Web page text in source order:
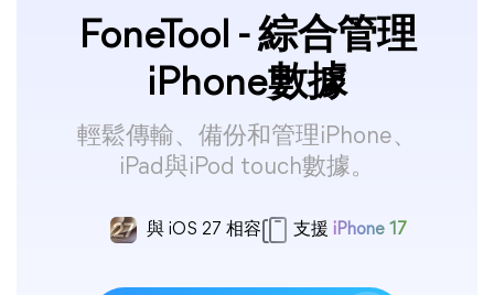
FoneTool - 綜合管理
iPhone數據
輕鬆傳輸、備份和管理iPhone、
iPad與iPod touch數據。
與 iOS 27 相容 支援 iPhone 17